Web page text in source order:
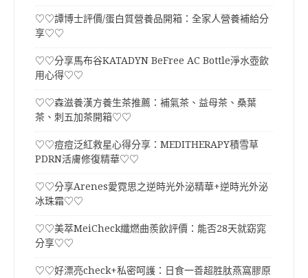
♡♡譚博士評價/蛋白質營養品開箱：全家人營養補給分
享♡♡
♡♡分享馬布谷KATADYN BeFree AC Bottle淨水壺飲
用心得♡♡
♡♡森滋養漢方養生茶推薦：補氣茶、益母茶、桑葉
茶、刺五加茶開箱♡♡
♡♡痘痘泛紅救星心得分享：MEDITHERAPY積雪草
PDRN活膚修復精華♡♡
♡♡分享Arenes愛霓思之逆時光外泌精華+逆時光外泌
冰珠霜♡♡
♡♡美萃MeiCheck纖燃曲羨飲評價：能否28天就窈窕
分享♡♡
♡♡好漂亮check+私密呵護：日食一善超胜肽燕窩膠原